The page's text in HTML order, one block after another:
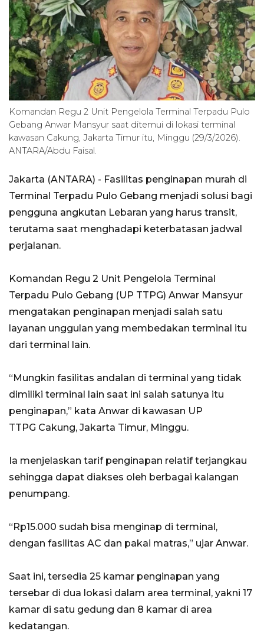
Komandan Regu 2 Unit Pengelola Terminal Terpadu Pulo
Gebang Anwar Mansyur saat ditemui di lokasi terminal
kawasan Cakung, Jakarta Timur itu, Minggu (29/3/2026).
ANTARA/Abdu Faisal.
Jakarta (ANTARA) - Fasilitas penginapan murah di
Terminal Terpadu Pulo Gebang menjadi solusi bagi
pengguna angkutan Lebaran yang harus transit,
terutama saat menghadapi keterbatasan jadwal
perjalanan.
Komandan Regu 2 Unit Pengelola Terminal
Terpadu Pulo Gebang (UP TTPG) Anwar Mansyur
mengatakan penginapan menjadi salah satu
layanan unggulan yang membedakan terminal itu
dari terminal lain.
“Mungkin fasilitas andalan di terminal yang tidak
dimiliki terminal lain saat ini salah satunya itu
penginapan,” kata Anwar di kawasan UP
TTPG Cakung, Jakarta Timur, Minggu.
Ia menjelaskan tarif penginapan relatif terjangkau
sehingga dapat diakses oleh berbagai kalangan
penumpang.
“Rp15.000 sudah bisa menginap di terminal,
dengan fasilitas AC dan pakai matras,” ujar Anwar.
Saat ini, tersedia 25 kamar penginapan yang
tersebar di dua lokasi dalam area terminal, yakni 17
kamar di satu gedung dan 8 kamar di area
kedatangan.